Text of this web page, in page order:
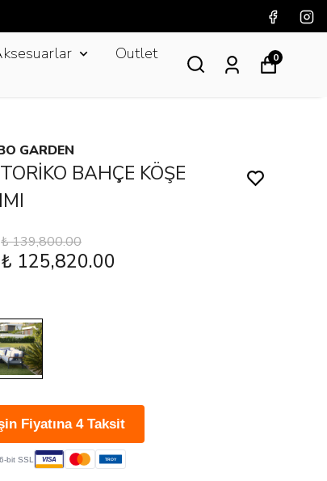
Outlet 0
GARDEN
BAHÇE KÖŞE
₺ 139,800.00
₺ 125,820.00
Fiyatına 4 Taksit
bit SSL VISA TROY